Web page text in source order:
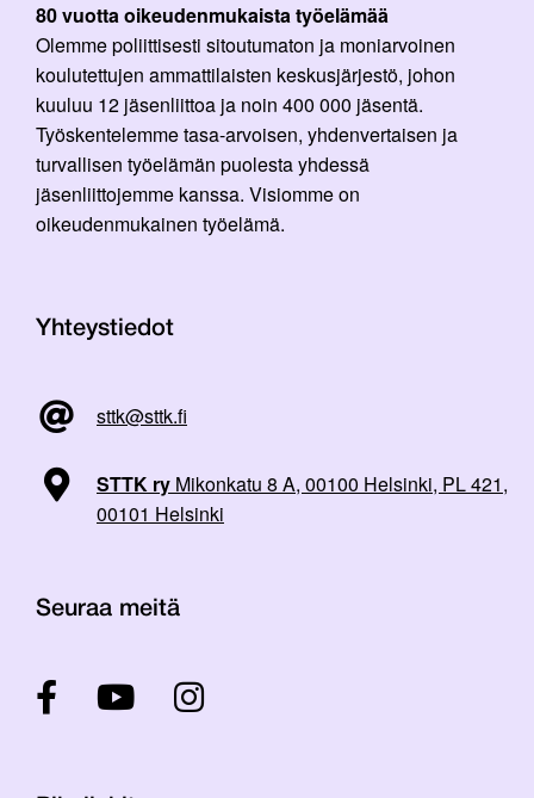
80 vuotta oikeudenmukaista työelämää
Olemme poliittisesti sitoutumaton ja moniarvoinen
koulutettujen ammattilaisten keskusjärjestö, johon
kuuluu 12 jäsenliittoa ja noin 400 000 jäsentä.
Työskentelemme tasa-arvoisen, yhdenvertaisen ja
turvallisen työelämän puolesta yhdessä
jäsenliittojemme kanssa. Visiomme on
oikeudenmukainen työelämä.
Yhteystiedot
sttk@sttk.fi
STTK ry Mikonkatu 8 A, 00100 Helsinki, PL 421,
00101 Helsinki
Seuraa meitä